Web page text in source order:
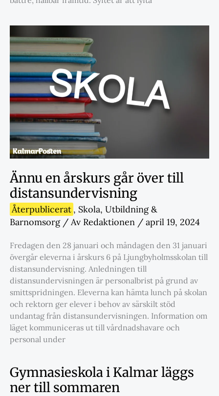
Ännu en årskurs går över till
distansundervisning
Återpublicerat , Skola, Utbildning &
Barnomsorg/ Av Redaktionen / april 19, 2024
Fredagen den 28 januari och måndagen den 31 januari
övergår eleverna i årskurs 6 på Ljungbyholmsskolan till
distansundervisning. Anledningen till
distansundervisningen är personalbrist på grund av
smittspridningen. Eleverna kan hämta lunch på skolan
och rektorn ger elever i behov av särskilt stöd
undantag från distansundervisningen. Information om
läget kommuniceras ut till vårdnadshavare och
personal under
Gymnasieskola i Kalmar läggs
ner till sommaren